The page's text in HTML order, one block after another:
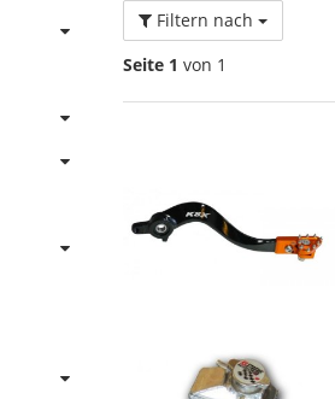
Filtern nach
Seite 1 von 1